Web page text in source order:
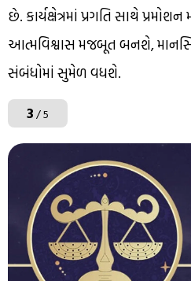
છે. કાર્યક્ષેત્રમાં પ્રગતિ સાથે
આત્મવિશ્વાસ મજબૂત બનશે,
સંબંધોમાં સુમેળ વધશે.
3/ 5